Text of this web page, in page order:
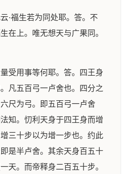
·福生若为同处耶。答。不
在上。唯无想天与广果同。
受用事等何耶。答。四王身
凡五百弓一卢舍也。四分之
尺为弓。即五百弓一卢舍
知。忉利天身于四王身而增
三十步以为增一步也。约此
是半卢舍。其余天身百五十
天。而帝释身二百五十步。